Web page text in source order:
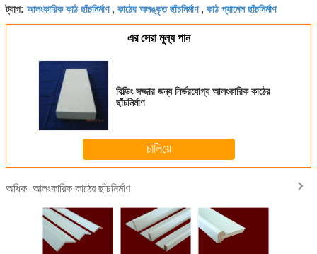
ট্যাগ: আলংকারিক কাঠ ছাঁচনির্মাণ, কাঠের অলঙ্কৃত ছাঁচনির্মাণ, কাঠ প্যানেল ছাঁচনির্মাণ
এর সেরা মূল্য পান
বিল্ডিং সজ্জার জন্য নির্ভরযোগ্য আলংকারিক কাঠের
ছাঁচনির্মাণ
চালিয়ে
অধিক আলংকারিক কাঠের ছাঁচনির্মাণ